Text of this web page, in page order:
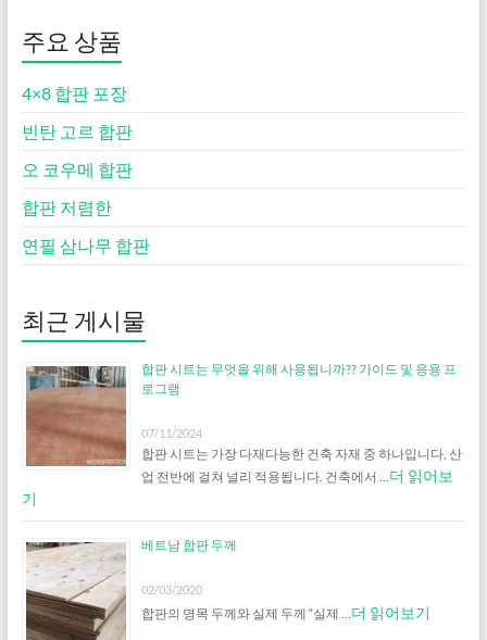
주요 상품
4×8 합판 포장
빈탄 고르 합판
오 코우메 합판
합판 저렴한
연필 삼나무 합판
최근 게시물
합판 시트는 무엇을 위해 사용됩니까?? 가이드 및 응용 프
로그램
07/11/2024
합판 시트는 가장 다재다능한 건축 자재 중 하나입니다, 산
업 전반에 걸쳐 널리 적용됩니다. 건축에서 … 더 읽어보
기
베트남 합판 두께
02/03/2020
합판의 명목 두께와 실제 두께 “실제 … 더 읽어보기